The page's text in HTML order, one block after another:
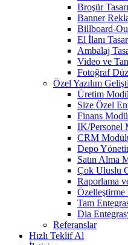
Broşür
Banner
Billboard-
El İlanı
Ambalaj
Video ve
Fotoğraf
Özel Yazılım
Üretim
Size Özel
Finans
IK/Personel
CRM
Depo
Satın Alma
Çok Uluslu
Raporlama
Özelleştirme
Tam
Dia
Referanslar
Hızlı Teklif Al